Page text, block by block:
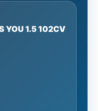
YOU 1.5 102CV